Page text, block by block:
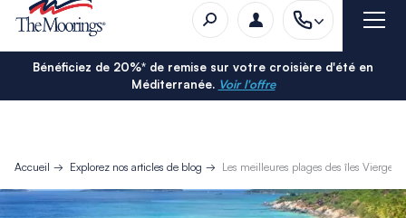
Bénéficiez de 20%* de remise sur votre croisière d'été en
Méditerranée. Voir l'offre
Accueil Explorez nos articles de blog Les meilleures plages des îles Vierges